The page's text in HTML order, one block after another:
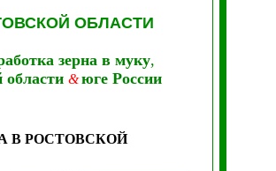
ОБЛАСТИ
зерна в муку,
области & юге России
В РОСТОВСКОЙ